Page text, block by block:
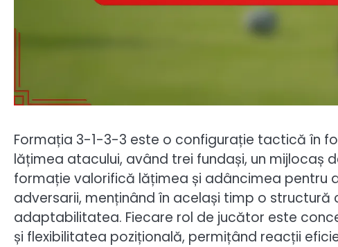
Formația 3-1-3-3 este o configurație tactică în
lățimea atacului, având trei fundași, un mijlocaș
formație valorifică lățimea și adâncimea pentru
adversarii, menținând în același timp o
adaptabilitatea. Fiecare rol de jucător este
și flexibilitatea pozițională, permițând reacții